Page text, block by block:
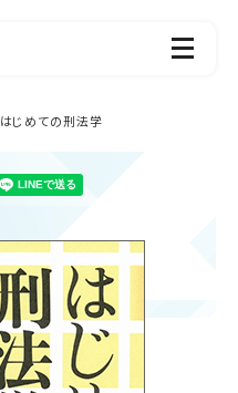
はじめての刑法学